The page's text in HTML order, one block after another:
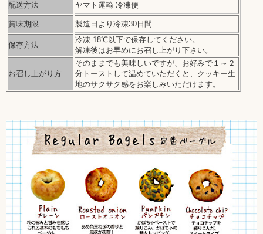
配送方法
ヤマト運輸 冷凍便
賞味期限 製造日より冷凍30日間
保存方法
冷凍-18℃以下で保存してください。
解凍後はお早めにお召し上がり下さい。
お召し上がり方
そのままでも美味しいですが、お好みで１～２
分トーストして温めていただくと、クッキー生
地のサクサク感をお楽しみいただけます。